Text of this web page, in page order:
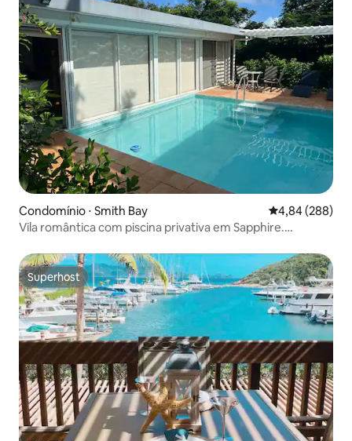
Condomínio ⋅ Smith Bay 4,84 de uma
4,84 (288)
Vila romântica com piscina privativa em Sapphire.
Superhost
Superhost